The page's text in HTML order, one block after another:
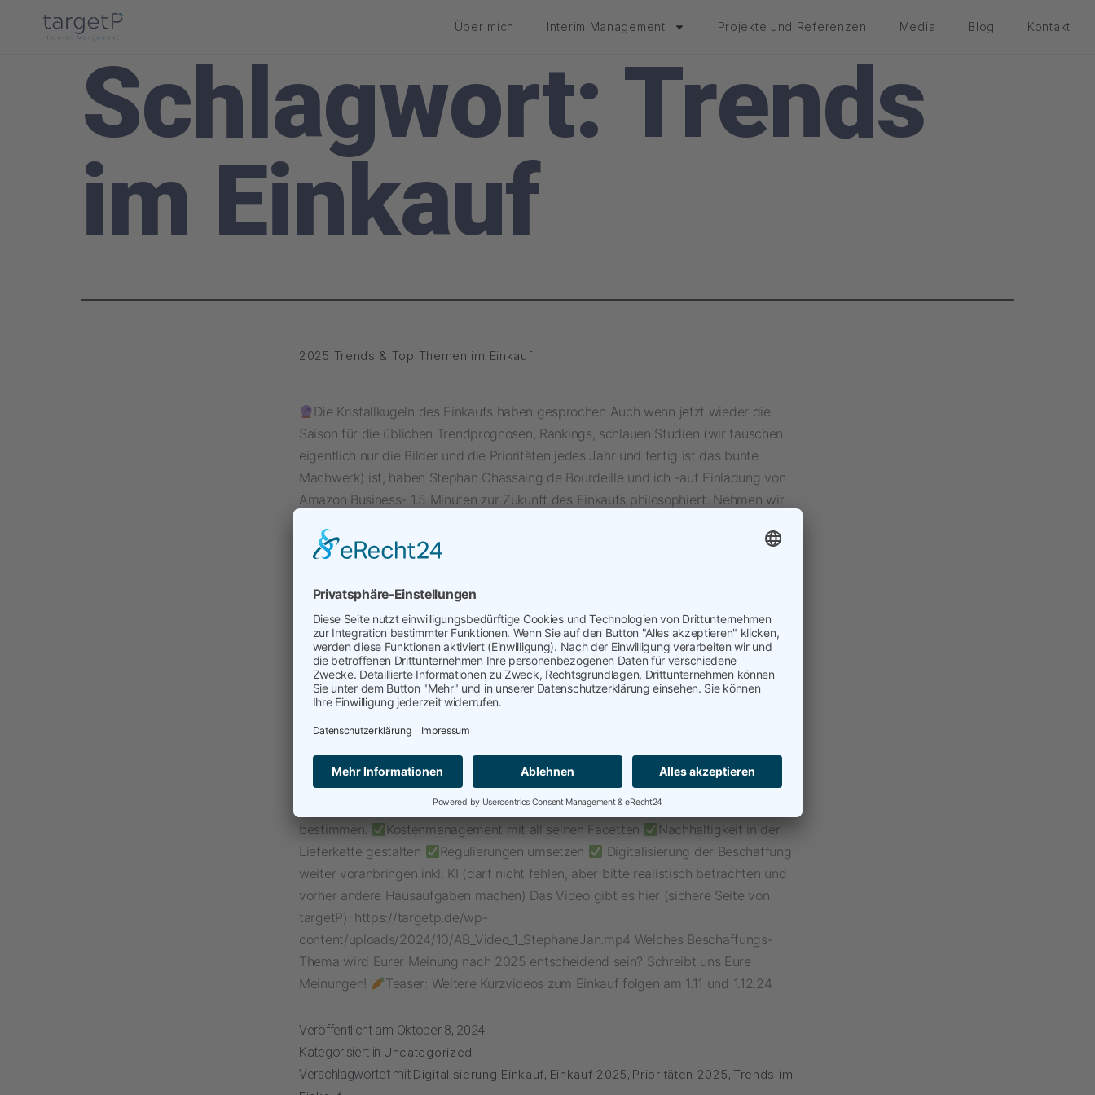
Über mich Interim Management Projekte und Referenzen Media Blog Kontakt
Schlagwort: Trends
im Einkauf
2025 Trends & Top Themen im Einkauf
Die Kristallkugeln des Einkaufs haben gesprochen Auch wenn jetzt wieder die
Saison für die üblichen Trendprognosen, Rankings, schlauen Studien (wir tauschen
eigentlich nur die Bilder und die Prioritäten jedes Jahr und fertig ist das bunte
Machwerk) ist, haben Stephan Chassaing de Bourdeille und ich -auf Einladung von
Amazon Business- 1.5 Minuten zur Zukunft des Einkaufs philosophiert. Nehmen wir
zu machen, sondern auch unsere geschätzte Einkaufs-Community mit unseren eher
Amazon Business für die Plattform und Stephan für die kurzweilige Unterhaltung.
haben den Einkauf in den letzten Jahren grundlegend transformiert und zahlreiche,
neue Herausforderungen mit sich gebracht. Und es geht so weiter, ganz sicher!
Wir sind uns einig: Den EINEN Trend wird es auch 2025 und danach nicht geben.
Auch wenn aktuell überall KI als Lösung aller Probleme suggeriert wird und die
Verwerfungen in vielen Regionen und wirtschaftlichen Herausforderungen,
insbesondere in Deutschland, haben bereits 2024 zur Rückbesinnung auf die
klassische Daseinsberechtigung des Einkaufs geführt (leider). Ergänzt um sehr viel
Risikomanagement und Umsetzung von Gesetzen. Das wird auch 2025 die Agenda
bestimmen.
Kostenmanagement mit all seinen Facetten
Nachhaltigkeit in der
Lieferkette gestalten
Regulierungen umsetzen
Digitalisierung der Beschaffung
weiter voranbringen inkl. KI (darf nicht fehlen, aber bitte realistisch betrachten und
vorher andere Hausaufgaben machen) Das Video gibt es hier (sichere Seite von
targetP): https://targetp.de/wp-
content/uploads/2024/10/AB_Video_1_StephaneJan.mp4 Welches Beschaffungs-
Thema wird Eurer Meinung nach 2025 entscheidend sein? Schreibt uns Eure
Meinungen!
Teaser: Weitere Kurzvideos zum Einkauf folgen am 1.11 und 1.12.24
Veröffentlicht am Oktober 8, 2024
Kategorisiert in Uncategorized
Verschlagwortet mit Digitalisierung Einkauf, Einkauf 2025, Prioritäten 2025, Trends im